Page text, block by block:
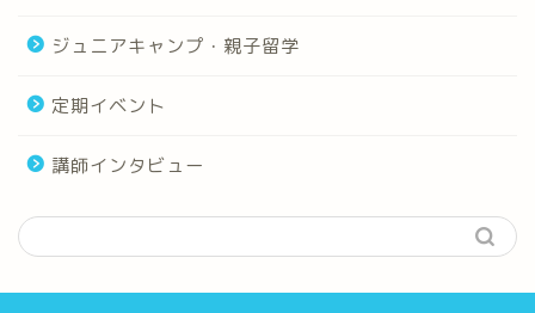
ジュニアキャンプ・親子留学
定期イベント
講師インタビュー